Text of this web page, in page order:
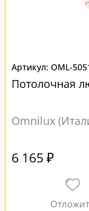
OML-
Потолочная
Omnilux
6 165 ₽